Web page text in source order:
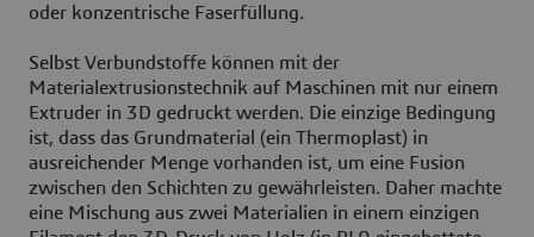
oder konzentrische Faserfüllung.
Selbst Verbundstoffe können mit der
Materialextrusionstechnik auf Maschinen mit nur einem
Extruder in 3D gedruckt werden. Die einzige Bedingung
ist, dass das Grundmaterial (ein Thermoplast) in
ausreichender Menge vorhanden ist, um eine Fusion
zwischen den Schichten zu gewährleisten. Daher machte
eine Mischung aus zwei Materialien in einem einzigen